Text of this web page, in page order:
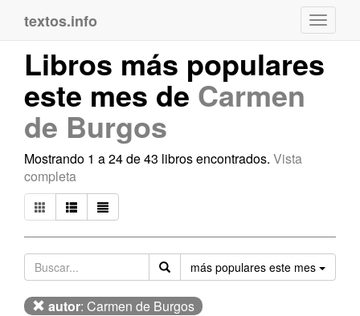
textos.info
Libros más populares
este mes deCarmen
de Burgos
Mostrando 1 a 24 de 43 libros encontrados. Vista
completa
más populares este mes
autor: Carmen de Burgos